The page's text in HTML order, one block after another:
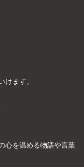
けます。
心を温める物語や言葉